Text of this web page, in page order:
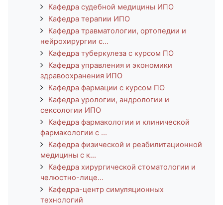
Кафедра судебной медицины ИПО
Кафедра терапии ИПО
Кафедра травматологии, ортопедии и
нейрохирургии с...
Кафедра туберкулеза с курсом ПО
Кафедра управления и экономики
здравоохранения ИПО
Кафедра фармации с курсом ПО
Кафедра урологии, андрологии и
сексологии ИПО
Кафедра фармакологии и клинической
фармакологии с ...
Кафедра физической и реабилитационной
медицины с к...
Кафедра хирургической стоматологии и
челюстно-лице...
Кафедра-центр симуляционных
технологий